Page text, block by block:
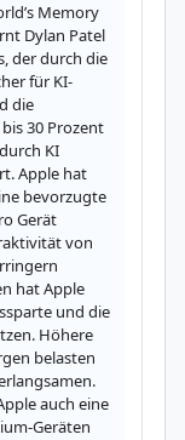
Memory
Dylan Patel
der durch die
für KI-
die
30 Prozent
KI
Apple hat
bevorzugte
Gerät
von
hat Apple
und die
Höhere
belasten
auch eine
Geräten